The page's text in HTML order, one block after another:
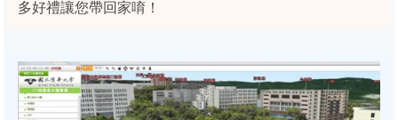
多好禮讓您帶回家唷！